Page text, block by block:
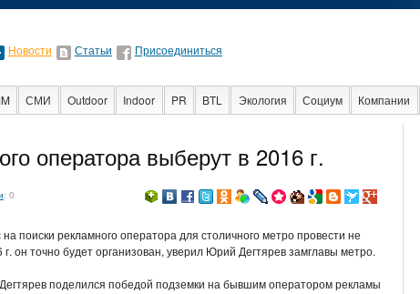
Новости Статьи Присоединиться
СМИ Outdoor Indoor PR BTL Экология Социум Компании
оператора выберут в 2016 г.
: 0
поиски рекламного оператора для столичного метро провести не
он точно будет организован, уверил Юрий Дегтярев замглавы метро.
поделился победой подземки на бывшим оператором рекламы